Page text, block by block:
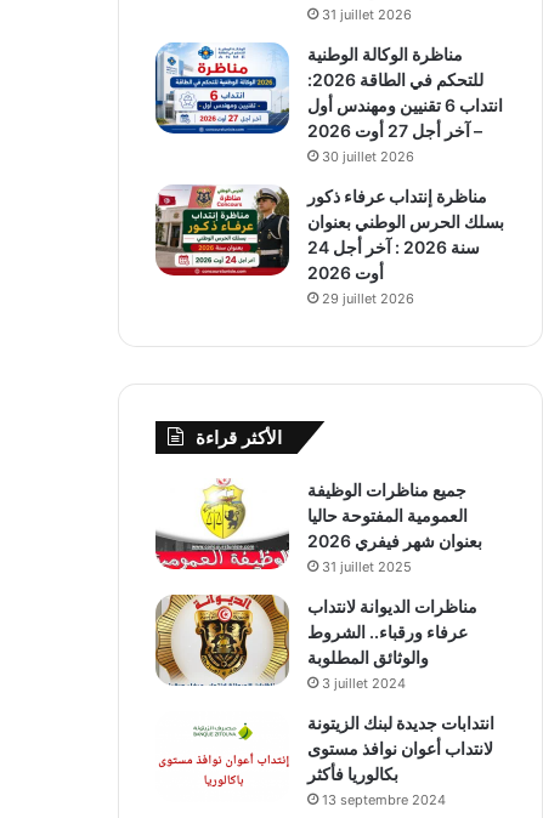
31 juillet 2026
مناظرة الوكالة الوطنية
للتحكم في الطاقة 2026:
انتداب 6 تقنيين ومهندس أول
– آخر أجل 27 أوت 2026
30 juillet 2026
مناظرة إنتداب عرفاء ذكور
بسلك الحرس الوطني بعنوان
سنة 2026 : آخر أجل 24
أوت 2026
29 juillet 2026
الأكثر قراءة
جميع مناظرات الوظيفة
العمومية المفتوحة حاليا
بعنوان شهر فيفري 2026
31 juillet 2025
مناظرات الديوانة لانتداب
عرفاء ورقباء.. الشروط
والوثائق المطلوبة
3 juillet 2024
انتدابات جديدة لبنك الزيتونة
لانتداب أعوان نوافذ مستوى
بكالوريا فأكثر
13 septembre 2024